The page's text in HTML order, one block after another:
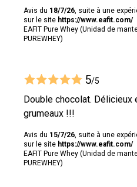
Avis du 18/7/26 , suite à une
sur le site https://www.eafit.com/
EAFIT Pure Whey (Unidad de
PUREWHEY)
5/5
Double chocolat. Délicieux
grumeaux !!!
Avis du 15/7/26 , suite à une
sur le site https://www.eafit.com/
EAFIT Pure Whey (Unidad de
PUREWHEY)